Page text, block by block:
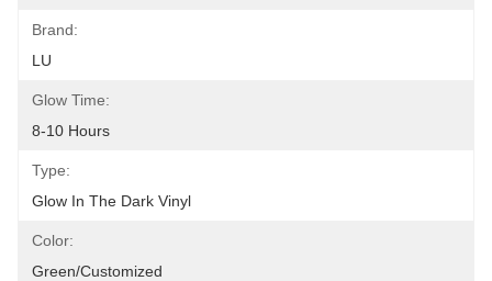
Brand:
LU
Glow Time:
8-10 Hours
Type:
Glow In The Dark Vinyl
Color:
Green/customized